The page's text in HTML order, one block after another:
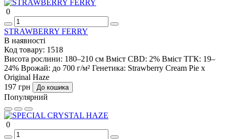
0
STRAWBERRY FERRY
В наявності
Код товару: 1518
Висота рослини: 180–210 см Вміст CBD: 2% Вміст ТГК: 19–
24% Врожай: до 700 г/м² Генетика: Strawberry Cream Pie x
Original Haze
197 грн
До кошика
Популярний
0